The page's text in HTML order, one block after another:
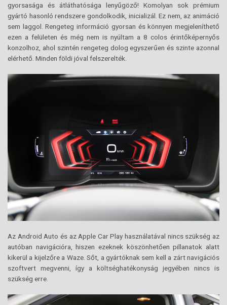
gyorsasága és átláthatósága lenyűgöző! Komolyan sok prémium
gyártó hasonló rendszere gondolkodik, inicializál. Ez nem, az animáció
sem laggol. Rengeteg információ gyorsan és könnyen megjeleníthető
ezen a felületen és még nem is nyúltam a 8 colos érintőképernyős
konzolhoz, ahol szintén rengeteg dolog egyszerűen és szinte azonnal
elérhető. Minden földi jóval felszerelték.
Az Android Auto és az Apple Car Play használatával nincs szükség az
autóban navigációra, hiszen ezeknek köszönhetően pillanatok alatt
kikerül a kijelzőre a Waze. Sőt, a gyártóknak sem kell a zárt navigációs
szoftvert megvenni, így a költséghatékonyság jegyében nincs is
szükség erre.